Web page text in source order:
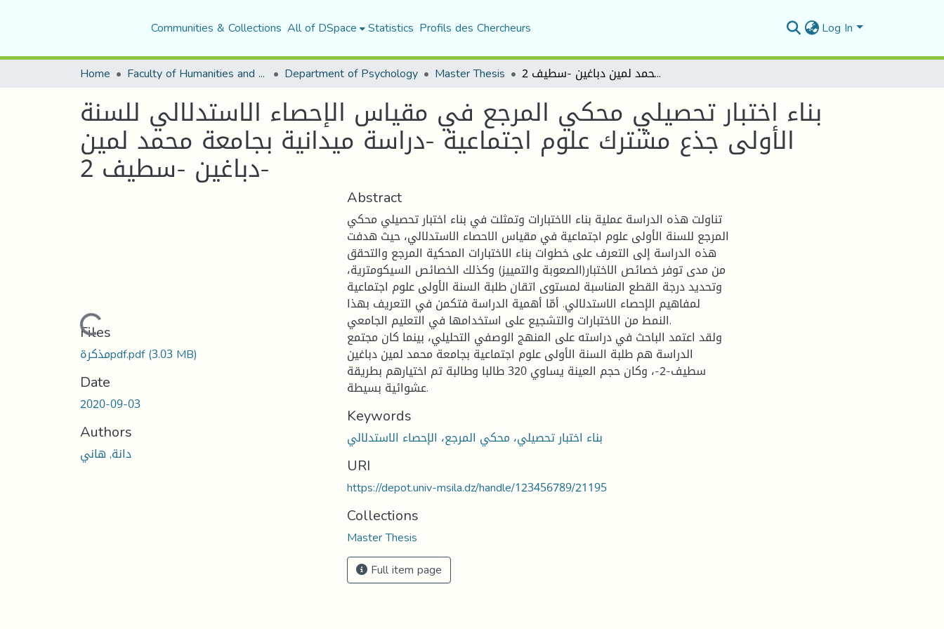
Communities & Collections All of DSpace Statistics Profils des Chercheurs Log In
Home Faculty of Humanities and Social Sciences Department of Psychology Master Thesis بناء اختبار تحصيلي محكي المرجع في مقياس الإحصاء الاستدلالي للسنة الأولى جذع مشترك علوم اجتماعية -دراسة ميدانية بجامعة محمد لمين دباغين -سطيف 2-
بناء اختبار تحصيلي محكي المرجع في مقياس الإحصاء الاستدلالي للسنة
الأولى جذع مشترك علوم اجتماعية -دراسة ميدانية بجامعة محمد لمين
دباغين -سطيف 2-
Loading...
Files
مذكرةpdf.pdf(3.03 MB)
Date
2020-09-03
Authors
دانة, هاني
Abstract
تناولت هذه الدراسة عملية بناء الاختبارات وتمثلت في بناء اختبار تحصيلي محكي
المرجع للسنة الأولى علوم اجتماعية في مقياس الاحصاء الاستدلالي، حيث هدفت
هذه الدراسة إلى التعرف على خطوات بناء الاختبارات المحكية المرجع والتحقق
من مدى توفر خصائص الاختبار(الصعوبة والتمييز) وكذلك الخصائص السيكومترية،
وتحديد درجة القطع المناسبة لمستوى اتقان طلبة السنة الأولى علوم اجتماعية
لمفاهيم الإحصاء الاستدلالي. أمّا أهمية الدراسة فتكمن في التعريف بهذا
النمط من الاختبارات والتشجيع على استخدامها في التعليم الجامعي.
ولقد اعتمد الباحث في دراسته على المنهج الوصفي التحليلي، بينما كان مجتمع
الدراسة هم طلبة السنة الأولى علوم اجتماعية بجامعة محمد لمين دباغين
سطيف-2-، وكان حجم العينة يساوي 320 طالبا وطالبة تم اختيارهم بطريقة
عشوائية بسيطة.
Keywords
بناء اختبار تحصيلي، محكي المرجع، الإحصاء الاستدلالي
URI
https://depot.univ-msila.dz/handle/123456789/21195
Collections
Master Thesis
Full item page